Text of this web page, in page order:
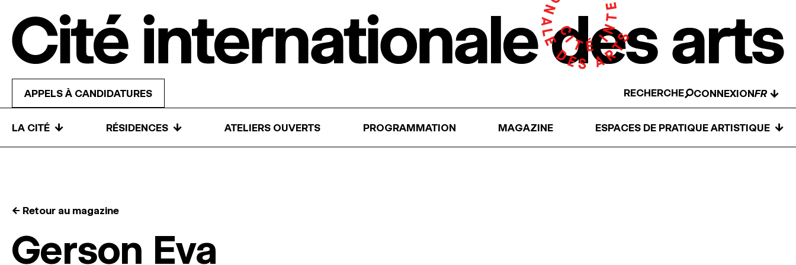
APPELS À CANDIDATURES RECHERCHE CONNEXION ↓
LA CITÉ ↓ RÉSIDENCES ↓ ATELIERS OUVERTS PROGRAMMATION MAGAZINE ESPACES DE PRATIQUE ARTISTIQUE ↓
← Retour au magazine
Gerson Eva